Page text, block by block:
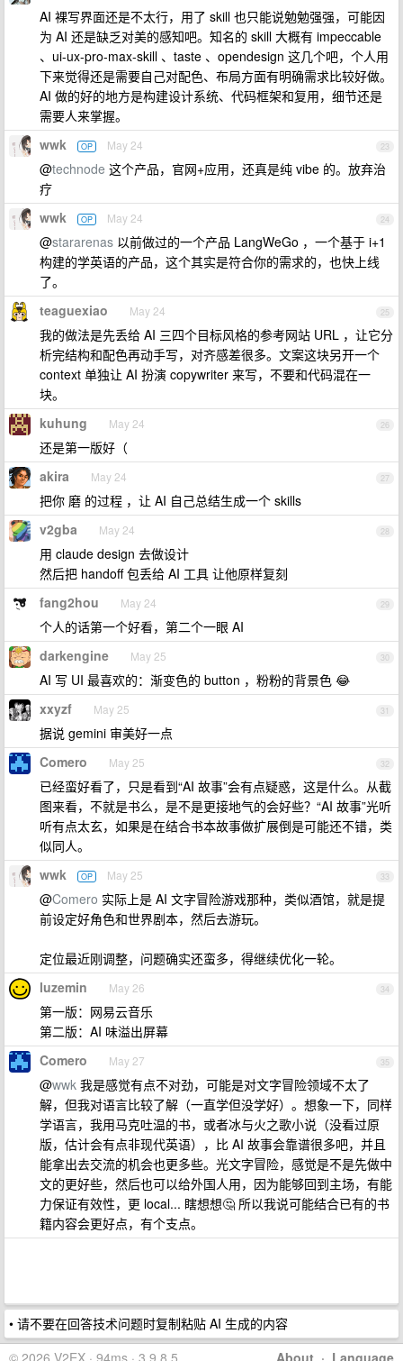
AI 裸写界面还是不太行，用了 skill 也只能说勉勉强强，可能因
为 AI 还是缺乏对美的感知吧。知名的 skill 大概有 impeccable
、ui-ux-pro-max-skill 、taste 、opendesign 这几个吧，个人用
下来觉得还是需要自己对配色、布局方面有明确需求比较好做。
AI 做的好的地方是构建设计系统、代码框架和复用，细节还是
需要人来掌握。
23
wwk OP May 24
@technode 这个产品，官网+应用，还真是纯 vibe 的。放弃治
疗
24
wwk OP May 24
@stararenas 以前做过的一个产品 LangWeGo ，一个基于 i+1
构建的学英语的产品，这个其实是符合你的需求的，也快上线
了。
25
teaguexiao May 24
我的做法是先丢给 AI 三四个目标风格的参考网站 URL ，让它分
析完结构和配色再动手写，对齐感差很多。文案这块另开一个
context 单独让 AI 扮演 copywriter 来写，不要和代码混在一
块。
26
kuhung May 24
还是第一版好（
27
akira May 24
把你 磨 的过程 ，让 AI 自己总结生成一个 skills
28
v2gba May 24
用 claude design 去做设计
然后把 handoff 包丢给 AI 工具 让他原样复刻
29
fang2hou May 24
个人的话第一个好看，第二个一眼 AI
30
darkengine May 25
AI 写 UI 最喜欢的：渐变色的 button ，粉粉的背景色 😂
31
xxyzf May 25
据说 gemini 审美好一点
32
Comero May 25
已经蛮好看了，只是看到“AI 故事”会有点疑惑，这是什么。从截
图来看，不就是书么，是不是更接地气的会好些？“AI 故事”光听
听有点太玄，如果是在结合书本故事做扩展倒是可能还不错，类
似同人。
33
wwk OP May 25
@Comero 实际上是 AI 文字冒险游戏那种，类似酒馆，就是提
前设定好角色和世界剧本，然后去游玩。
定位最近刚调整，问题确实还蛮多，得继续优化一轮。
34
luzemin May 26
第一版：网易云音乐
第二版：AI 味溢出屏幕
35
Comero May 27
@wwk 我是感觉有点不对劲，可能是对文字冒险领域不太了
解，但我对语言比较了解（一直学但没学好）。想象一下，同样
学语言，我用马克吐温的书，或者冰与火之歌小说（没看过原
版，估计会有点非现代英语），比 AI 故事会靠谱很多吧，并且
能拿出去交流的机会也更多些。光文字冒险，感觉是不是先做中
文的更好些，然后也可以给外国人用，因为能够回到主场，有能
力保证有效性，更 local... 瞎想想🤔 所以我说可能结合已有的书
籍内容会更好点，有个支点。
• 请不要在回答技术问题时复制粘贴 AI 生成的内容